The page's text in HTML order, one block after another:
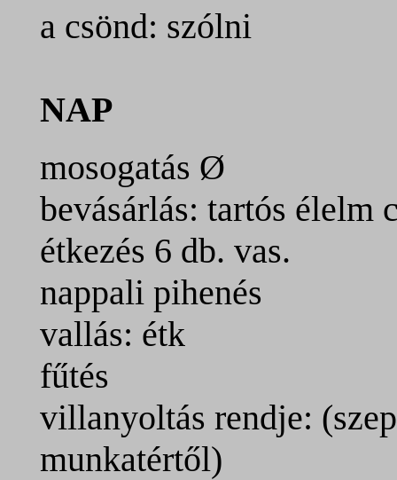
a csönd: szólni
NAP
mosogatás Ø
bevásárlás: tartós élelm
étkezés 6 db. vas.
nappali pihenés
vallás: étk
fűtés
villanyoltás rendje:
munkatértől)